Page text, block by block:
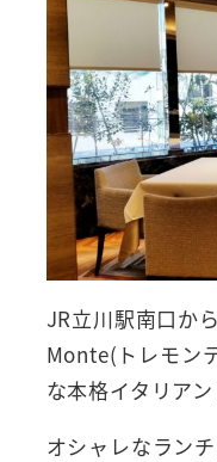
JR立川駅南口か
Monte(トレモン
な本格イタリア
オシャレなラン